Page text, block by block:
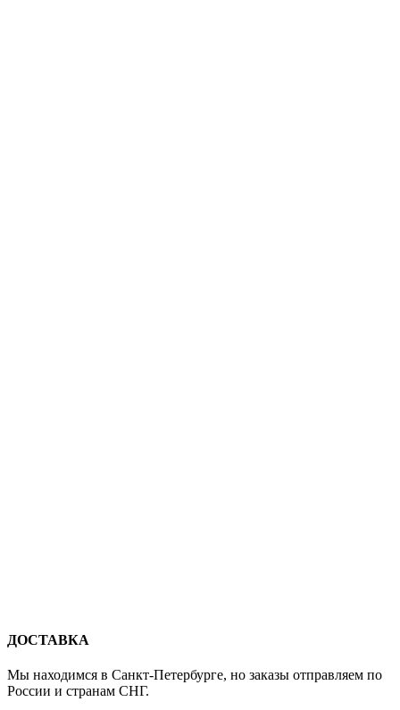
ДОСТАВКА
Мы находимся в Санкт-Петербурге, но заказы отправляем по
России и странам СНГ.